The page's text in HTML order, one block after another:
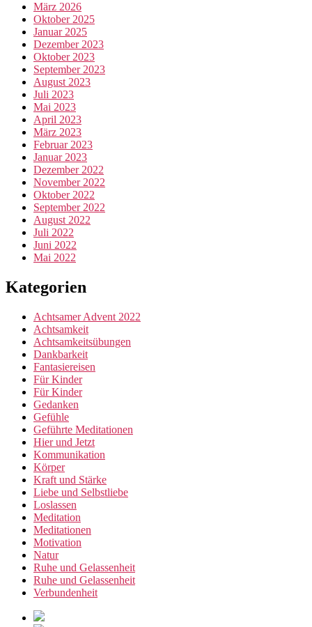
März 2026
Oktober 2025
Januar 2025
Dezember 2023
Oktober 2023
September 2023
August 2023
Juli 2023
Mai 2023
April 2023
März 2023
Februar 2023
Januar 2023
Dezember 2022
November 2022
Oktober 2022
September 2022
August 2022
Juli 2022
Juni 2022
Mai 2022
Kategorien
Achtsamer Advent 2022
Achtsamkeit
Achtsamkeitsübungen
Dankbarkeit
Fantasiereisen
Für Kinder
Für Kinder
Gedanken
Gefühle
Geführte Meditationen
Hier und Jetzt
Kommunikation
Körper
Kraft und Stärke
Liebe und Selbstliebe
Loslassen
Meditation
Meditationen
Motivation
Natur
Ruhe und Gelassenheit
Ruhe und Gelassenheit
Verbundenheit